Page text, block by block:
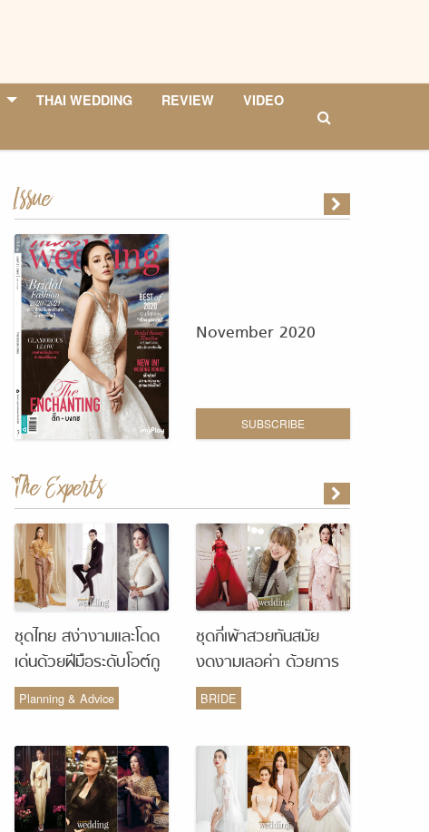
THAI WEDDING REVIEW
VIDEO
Issue
November 2020
SUBSCRIBE
The Experts
ชุดไทย สง่างามและโดด
เด่นด้วยฝีมือระดับโอต์กู
ตูร์ จากห้องเสื้อ Vanus
Couture
Planning & Advice
ชุดกี่เพ้าสวยทันสมัย
งดงามเลอค่า ด้วยการ
รังสรรค์จากห้องเสื้อ
Monique Wedding
BRIDE